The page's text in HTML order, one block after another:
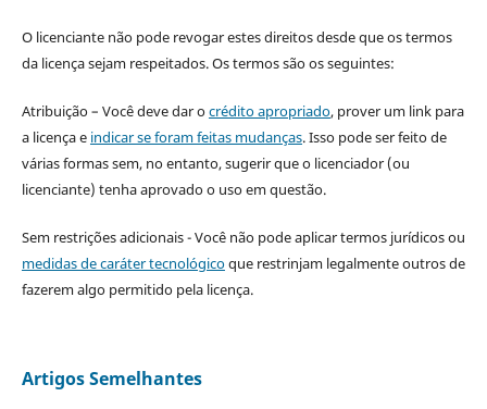
O licenciante não pode revogar estes direitos desde que os termos
da licença sejam respeitados. Os termos são os seguintes:
Atribuição – Você deve dar ocrédito apropriado, prover um link para
a licença e indicar se foram feitas mudanças. Isso pode ser feito de
várias formas sem, no entanto, sugerir que o licenciador (ou
licenciante) tenha aprovado o uso em questão.
Sem restrições adicionais - Você não pode aplicar termos jurídicos ou
medidas de caráter tecnológicoque restrinjam legalmente outros de
fazerem algo permitido pela licença.
Artigos Semelhantes